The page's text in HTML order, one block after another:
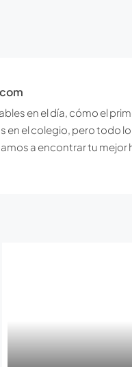
en el día, cómo el
en el colegio, pero todo
a encontrar tu mejor